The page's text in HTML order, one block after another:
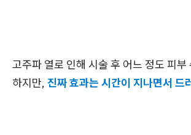
고주파 열로 인해 시술 후 어느 정도 피부
하지만, 진짜 효과는 시간이 지나면서 드